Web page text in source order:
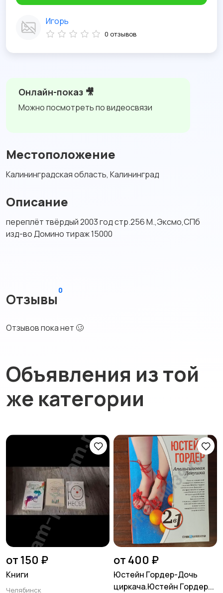
Онлайн-показ 🎥
Можно посмотреть по видеосвязи
Местоположение
Калининградская область, Калининград
Описание
переплёт твёрдый 2003 год стр.256 М.,Эксмо,СПб
изд-во Домино тираж 15000
Отзывы
0
Отзывов пока нет 🥴
Игорь
0 отзывов
Объявления из той
же категории
от 150 ₽
Книги
Челябинск
от 400 ₽
Юстейн Гордер-Дочь
циркача.Юстейн Гордер...